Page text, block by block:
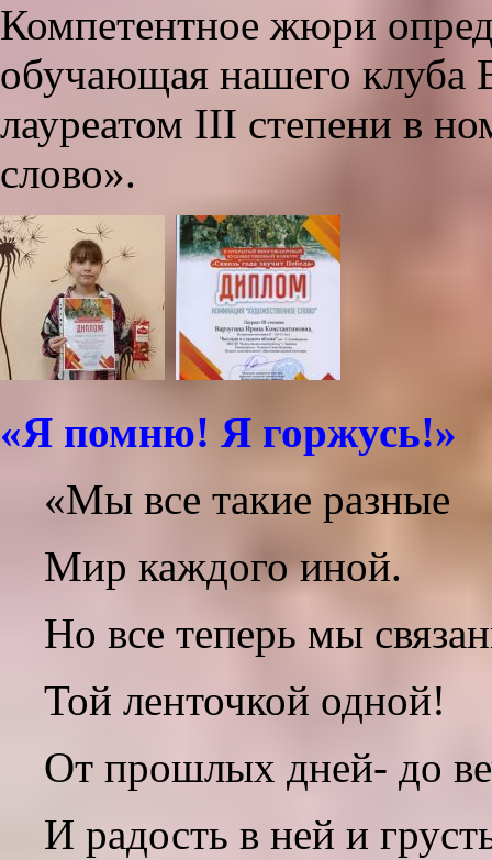
Компетентное жюри
обучающая нашего клуба
лауреатом III степени в
слово».
«Я помню! Я горжусь!»
«Мы все такие разные
Мир каждого иной.
Но все теперь мы
Той ленточкой одной!
От прошлых дней- до
И радость в ней и